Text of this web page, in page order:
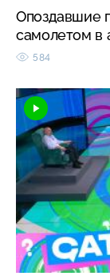
Опоздавшие
самолетом в
584